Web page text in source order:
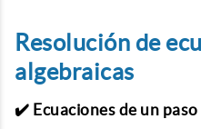
Resolución de
algebraicas
✔️ Ecuaciones de un paso